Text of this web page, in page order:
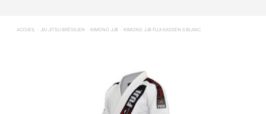
ACCUEIL JIU JITSU BRÉSILIEN KIMONO JJB KIMONO JJB FUJI KASSEN II BLANC